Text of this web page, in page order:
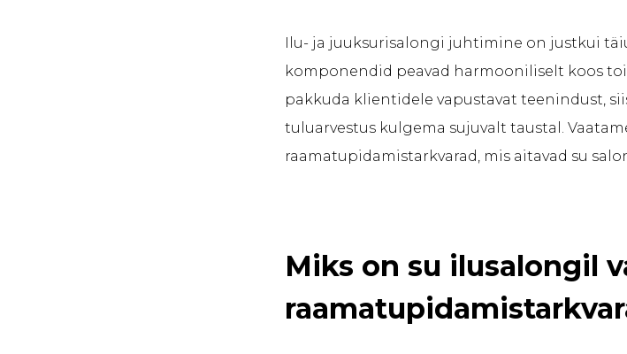
Ilu- ja juuksurisalongi juhtimine on justkui
komponendid peavad harmooniliselt koos
pakkuda klientidele vapustavat teenindust,
tuluarvestus kulgema sujuvalt taustal.
raamatupidamistarkvarad, mis aitavad su
Miks on su ilusalongil